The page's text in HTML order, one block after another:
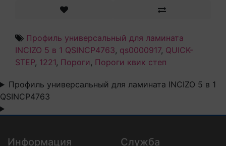
Профиль универсальный для ламината
INCIZO 5 в 1 QSINCP4763, qs0000917, QUICK-
STEP, 1221, Пороги, Пороги квик степ
Профиль универсальный для ламината INCIZO 5 в 1
QSINCP4763
Информация Служба